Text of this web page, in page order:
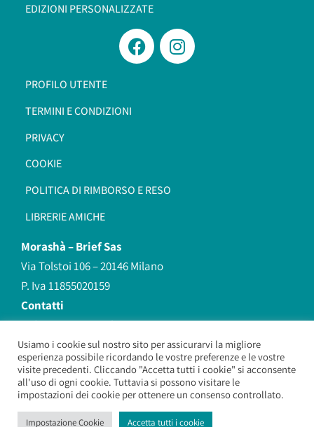
EDIZIONI PERSONALIZZATE
PROFILO UTENTE
TERMINI E CONDIZIONI
PRIVACY
COOKIE
POLITICA DI RIMBORSO E RESO
LIBRERIE AMICHE
Morashà –Brief Sas
Via Tolstoi 106 – 20146 Milano
P. Iva 11855020159
Contatti
redazione@morasha.it
339 8596707
(anche Whatsapp)
Morashà – Brief Sas – Copyright 2026. All Rights Reserved.
Usiamo i cookie sul nostro sito per assicurarvi la migliore
esperienza possibile ricordando le vostre preferenze e le vostre
visite precedenti. Cliccando "Accetta tutti i cookie" si acconsente
all'uso di ogni cookie. Tuttavia si possono visitare le
impostazioni dei cookie per ottenere un consenso controllato.
Impostazione Cookie Accetta tutti i cookie